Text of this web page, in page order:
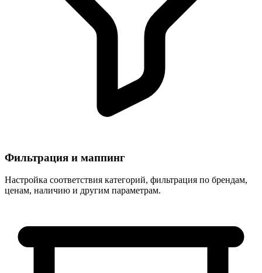
Фильтрация и маппинг
Настройка соответствия категорий, фильтрация по брендам,
ценам, наличию и другим параметрам.